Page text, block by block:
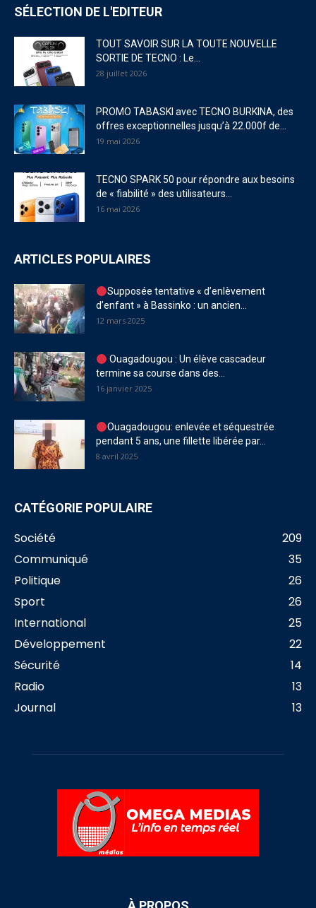
SÉLECTION DE L'EDITEUR
TOUT SAVOIR SUR LA TOUTE NOUVELLE
SORTIE DE TECNO : Le...
28 juillet 2026
PROMO TABASKI avec TECNO BURKINA, des
offres exceptionnelles jusqu’à 22.000f de...
19 mai 2026
TECNO SPARK 50 pour répondre aux besoins
de « fiabilité » des utilisateurs...
16 mai 2026
ARTICLES POPULAIRES
Supposée tentative « d’enlèvement
d’enfant » à Bassinko : un ancien...
12 mars 2025
Ouagadougou : Un élève cascadeur
termine sa course dans des...
16 janvier 2025
Ouagadougou: enlevée et séquestrée
pendant 5 ans, une fillette libérée par...
8 avril 2025
CATÉGORIE POPULAIRE
Société
209
Communiqué
35
Politique
26
Sport
26
International
25
Développement
22
Sécurité
14
Radio
13
Journal
13